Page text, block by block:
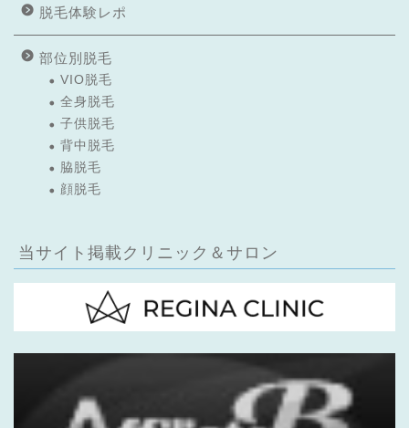
脱毛体験レポ
部位別脱毛
VIO脱毛
全身脱毛
子供脱毛
背中脱毛
脇脱毛
顔脱毛
当サイト掲載クリニック＆サロン